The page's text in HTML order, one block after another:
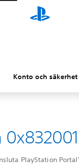
Konto och säkerhet
PlayStation